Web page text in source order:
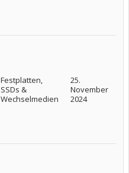
Festplatten,
SSDs &
Wechselmedien
25.
November
2024